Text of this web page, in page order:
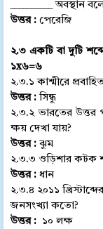
__________ অবস্থান
উত্তর : পেরেজি
২.৩ একটি বা দুটি
১x৬=৬
২.৩.১ কাশ্মীরে
উত্তর : সিন্ধু
২.৩.২ ভারতের উত্তর
ক্ষয় দেখা যায়?
উত্তর : ঝুম
২.৩.৩ ওড়িশার কটক
উত্তর : ধান
২.৩.৪ ২০১১
জনসংখ্যা কতো?
উত্তর : ১০ লক্ষ